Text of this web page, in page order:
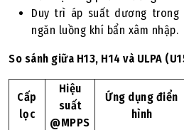
Duy trì áp suất dương trong
ngăn luồng khí bẩn xâm nhập.
So sánh giữa H13, H14 và ULPA
Cấp
lọc
Hiệu
suất
@MPPS
Ứng dụng điển
hình